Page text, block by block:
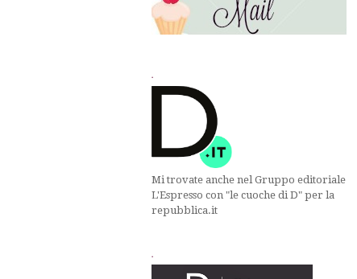
.
Mi trovate anche nel Gruppo editoriale
L'Espresso con "le cuoche di D" per la
repubblica.it
.